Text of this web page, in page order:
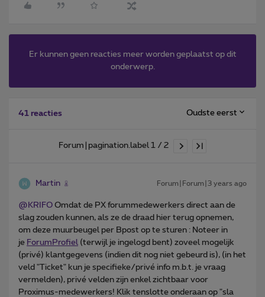
Er kunnen geen reacties meer worden geplaatst op dit
onderwerp.
41 reacties Oudste eerst
Forum|pagination.label 1 / 2
Martin Forum|Forum|3 years ago
@KRIFO Omdat de PX forummedewerkers direct aan de
slag zouden kunnen, als ze de draad hier terug opnemen,
om deze muurbeugel per Bpost op te sturen : Noteer in
je ForumProfiel (terwijl je ingelogd bent) zoveel mogelijk
(privé) klantgegevens (indien dit nog niet gebeurd is), (in het
veld "Ticket" kun je specifieke/privé info m.b.t. je vraag
vermelden), privé velden zijn enkel zichtbaar voor
Proximus-medewerkers! Klik tenslotte onderaan op "sla